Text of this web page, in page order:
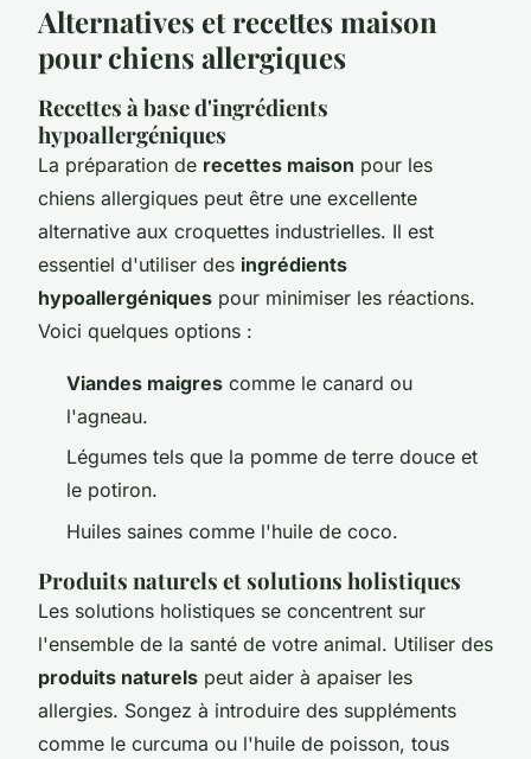
Alternatives et recettes maison
pour chiens allergiques
Recettes à base d'ingrédients
hypoallergéniques
La préparation de recettes maison pour les
chiens allergiques peut être une excellente
alternative aux croquettes industrielles. Il est
essentiel d'utiliser des ingrédients
hypoallergéniques pour minimiser les réactions.
Voici quelques options :
Viandes maigres comme le canard ou
l'agneau.
Légumes tels que la pomme de terre douce et
le potiron.
Huiles saines comme l'huile de coco.
Produits naturels et solutions holistiques
Les solutions holistiques se concentrent sur
l'ensemble de la santé de votre animal. Utiliser des
produits naturels peut aider à apaiser les
allergies. Songez à introduire des suppléments
comme le curcuma ou l'huile de poisson, tous